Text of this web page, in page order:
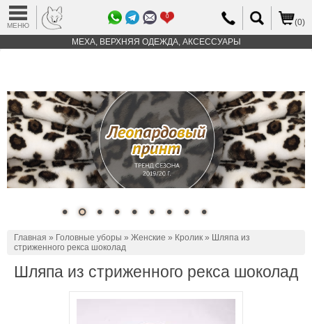
МЕНЮ
0
(0)
МЕХА, ВЕРХНЯЯ ОДЕЖДА, АКСЕССУАРЫ
Главная » Головные уборы » Женские » Кролик » Шляпа из
стриженного рекса шоколад
Шляпа из стриженного рекса шоколад